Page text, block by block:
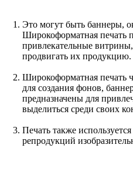
Это могут быть баннеры,
Широкоформатная печать
привлекательные
продвигать их продукцию.
Широкоформатная печать
для создания фонов,
предназначены для
выделиться среди своих
Печать также
репродукций